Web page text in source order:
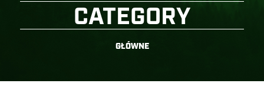
CATEGORY
GŁÓWNE